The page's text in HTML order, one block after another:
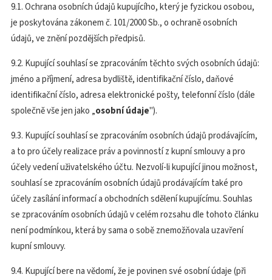
9.1. Ochrana osobních údajů kupujícího, který je fyzickou osobou,
je poskytována zákonem č. 101/2000 Sb., o ochraně osobních
údajů, ve znění pozdějších předpisů.
9.2. Kupující souhlasí se zpracováním těchto svých osobních údajů:
jméno a příjmení, adresa bydliště, identifikační číslo, daňové
identifikační číslo, adresa elektronické pošty, telefonní číslo (dále
společně vše jen jako „osobní údaje").
9.3. Kupující souhlasí se zpracováním osobních údajů prodávajícím,
a to pro účely realizace práv a povinností z kupní smlouvy a pro
účely vedení uživatelského účtu. Nezvolí-li kupující jinou možnost,
souhlasí se zpracováním osobních údajů prodávajícím také pro
účely zasílání informací a obchodních sdělení kupujícímu. Souhlas
se zpracováním osobních údajů v celém rozsahu dle tohoto článku
není podmínkou, která by sama o sobě znemožňovala uzavření
kupní smlouvy.
9.4. Kupující bere na vědomí, že je povinen své osobní údaje (při